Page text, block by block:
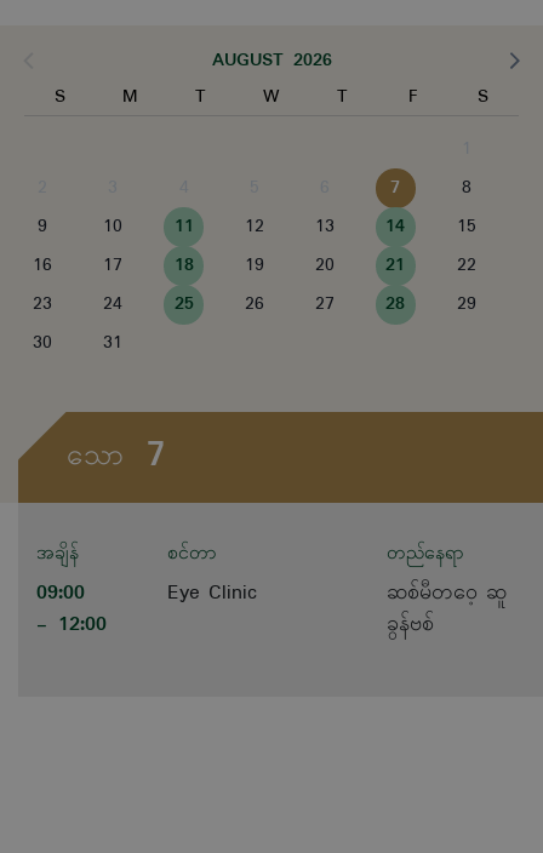
AUGUST 2026
S
M T W T F
S
7
8
9
10 11 12 13 14
15
16
17 18 19 20 21
22
23
24 25 26 27 28
29
30
31
သော 7
အချိန် စင်တာ တည်နေရာ
09:00
- 12:00
Eye Clinic
ဆစ်မီတဝေ့ ဆူ
ခွန်ဗစ်